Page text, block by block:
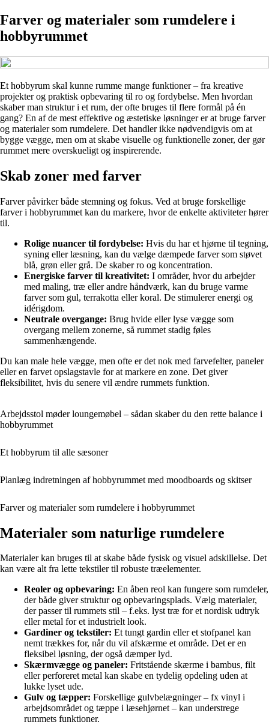
Farver og materialer som rumdelere i
hobbyrummet
Et hobbyrum skal kunne rumme mange funktioner – fra kreative
projekter og praktisk opbevaring til ro og fordybelse. Men hvordan
skaber man struktur i et rum, der ofte bruges til flere formål på én
gang? En af de mest effektive og æstetiske løsninger er at bruge farver
og materialer som rumdelere. Det handler ikke nødvendigvis om at
bygge vægge, men om at skabe visuelle og funktionelle zoner, der gør
rummet mere overskueligt og inspirerende.
Skab zoner med farver
Farver påvirker både stemning og fokus. Ved at bruge forskellige
farver i hobbyrummet kan du markere, hvor de enkelte aktiviteter hører
til.
Rolige nuancer til fordybelse: Hvis du har et hjørne til tegning,
syning eller læsning, kan du vælge dæmpede farver som støvet
blå, grøn eller grå. De skaber ro og koncentration.
Energiske farver til kreativitet: I områder, hvor du arbejder
med maling, træ eller andre håndværk, kan du bruge varme
farver som gul, terrakotta eller koral. De stimulerer energi og
idérigdom.
Neutrale overgange: Brug hvide eller lyse vægge som
overgang mellem zonerne, så rummet stadig føles
sammenhængende.
Du kan male hele vægge, men ofte er det nok med farvefelter, paneler
eller en farvet opslagstavle for at markere en zone. Det giver
fleksibilitet, hvis du senere vil ændre rummets funktion.
Arbejdsstol møder loungemøbel – sådan skaber du den rette balance i
hobbyrummet
Et hobbyrum til alle sæsoner
Planlæg indretningen af hobbyrummet med moodboards og skitser
Farver og materialer som rumdelere i hobbyrummet
Materialer som naturlige rumdelere
Materialer kan bruges til at skabe både fysisk og visuel adskillelse. Det
kan være alt fra lette tekstiler til robuste træelementer.
Reoler og opbevaring: En åben reol kan fungere som rumdeler,
der både giver struktur og opbevaringsplads. Vælg materialer,
der passer til rummets stil – f.eks. lyst træ for et nordisk udtryk
eller metal for et industrielt look.
Gardiner og tekstiler: Et tungt gardin eller et stofpanel kan
nemt trækkes for, når du vil afskærme et område. Det er en
fleksibel løsning, der også dæmper lyd.
Skærmvægge og paneler: Fritstående skærme i bambus, filt
eller perforeret metal kan skabe en tydelig opdeling uden at
lukke lyset ude.
Gulv og tæpper: Forskellige gulvbelægninger – fx vinyl i
arbejdsområdet og tæppe i læsehjørnet – kan understrege
rummets funktioner.